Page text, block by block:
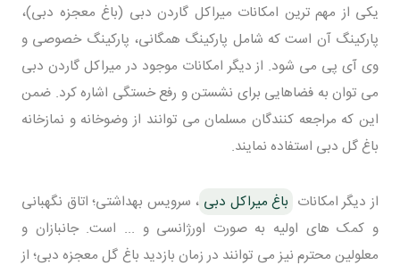
یکی از مهم ترین امکانات میراکل گاردن دبی (باغ معجزه دبی)،
پارکینگ آن است که شامل پارکینگ همگانی، پارکینگ خصوصی و
وی آی پی می شود. از دیگر امکانات موجود در میراکل گاردن دبی
می توان به فضاهایی برای نشستن و رفع خستگی اشاره کرد. ضمن
این که مراجعه کنندگان مسلمان می توانند از وضوخانه و نمازخانه
باغ گل دبی استفاده نمایند.
از دیگر امکانات باغ میراکل دبی ، سرویس بهداشتی؛ اتاق نگهبانی
و کمک های اولیه به صورت اورژانسی و ... است. جانبازان و
معلولین محترم نیز می توانند در زمان بازدید باغ گل معجزه دبی؛ از